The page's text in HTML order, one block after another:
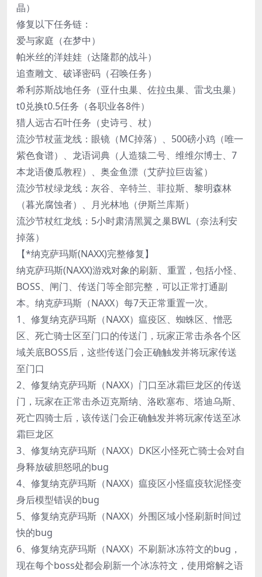
晶）
修复以下任务链：
爱与家庭（在梦中）
帕米丝的洋娃娃（达隆郡的战斗）
追查雕文、破译密码（召唤任务）
希利苏斯战地任务（亚什虫巢、佐拉虫巢、雷戈虫巢）
t0兑换t0.5任务（各职业各8件）
猎人远古石叶任务（史诗弓、杖）
流沙节杖蓝龙线：眼镜（MC掉落）、500磅小鸡（唯一
紫色食谱）、龙语词典（人造猿二号、维维尔博士、7
本龙语傻瓜教程）、奥金鱼漂（艾萨拉巨齿鲨）
流沙节杖绿龙线：灰谷、辛特兰、菲拉斯、黎明森林
（暮光腐蚀者）、月光林地（伊斯兰库斯）
流沙节杖红龙线：5小时肃清黑翼之巢BWL（奈法利安
掉落）
【*纳克萨玛斯(NAXX)完整修复】
纳克萨玛斯(NAXX)游戏对象的刷新、重置，包括小怪、
BOSS、闸门、传送门等全部完整，可以正常打通副
本。纳克萨玛斯（NAXX）每7天正常重置一次。
1、修复纳克萨玛斯（NAXX）瘟疫区、蜘蛛区、憎恶
区、死亡骑士区至门口的传送门，玩家正常击杀各个区
域关底BOSS后，这些传送门会正确触发并将玩家传送
至门口
2、修复纳克萨玛斯（NAXX）门口至冰霜巨龙区的传送
门，玩家在正常击杀迈克斯纳、洛欧塞布、塔迪乌斯、
死亡四骑士后，该传送门会正确触发并将玩家传送至冰
霜巨龙区
3、修复纳克萨玛斯（NAXX）DK区小怪死亡骑士会对自
身释放破胆怒吼的bug
4、修复纳克萨玛斯（NAXX）瘟疫区小怪瘟疫软泥怪变
身后模型错误的bug
5、修复纳克萨玛斯（NAXX）外围区域小怪刷新时间过
快的bug
6、修复纳克萨玛斯（NAXX）不刷新冰冻符文的bug，
现在每个boss处都会刷新一个冰冻符文，使用熔解之语